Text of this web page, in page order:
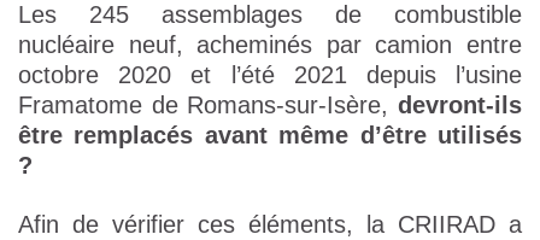
Les 245 assemblages de combustible
nucléaire neuf, acheminés par camion entre
octobre 2020 et l’été 2021 depuis l’usine
Framatome de Romans-sur-Isère, devront-ils
être remplacés avant même d’être utilisés
?
Afin de vérifier ces éléments, la CRIIRAD a